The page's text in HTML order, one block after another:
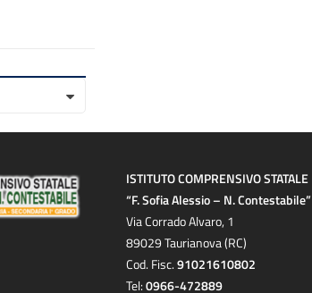
ISTITUTO COMPRENSIVO STATALE
“F. Sofia Alessio – N. Contestabile”
Via Corrado Alvaro, 1
89029 Taurianova (RC)
Cod. Fisc.91021610802
Tel:0966-472889